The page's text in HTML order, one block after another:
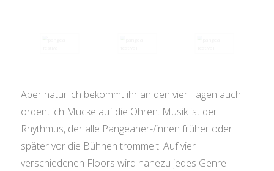
Aber natürlich bekommt ihr an den vier Tagen auch
ordentlich Mucke auf die Ohren. Musik ist der
Rhythmus, der alle Pangeaner-/innen früher oder
später vor die Bühnen trommelt. Auf vier
verschiedenen Floors wird nahezu jedes Genre